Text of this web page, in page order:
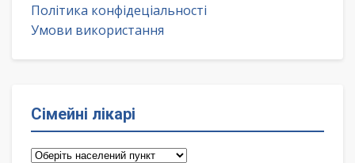
Політика конфідеціальності
Умови використання
Сімейні лікарі
Сімейні